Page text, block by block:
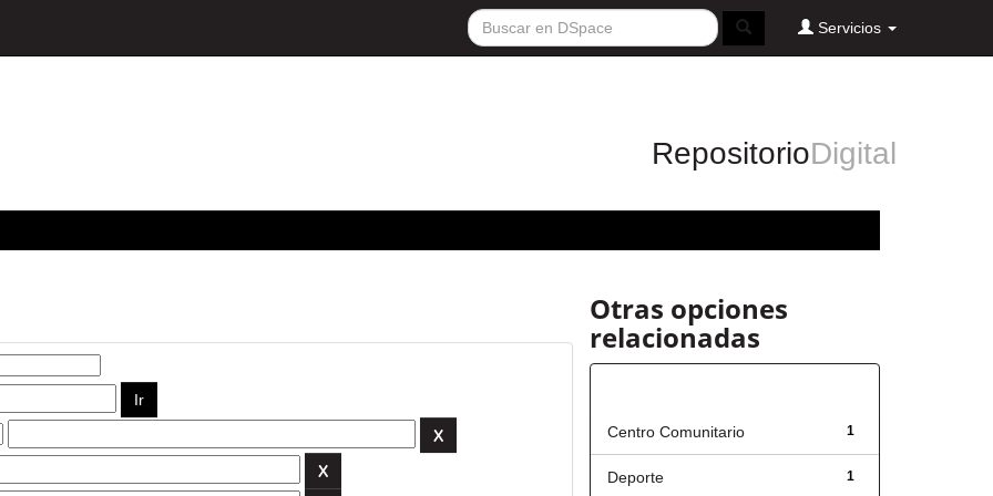
Servicios
RepositorioDigital
Otras opciones
relacionadas
1
Centro Comunitario
1
Deporte